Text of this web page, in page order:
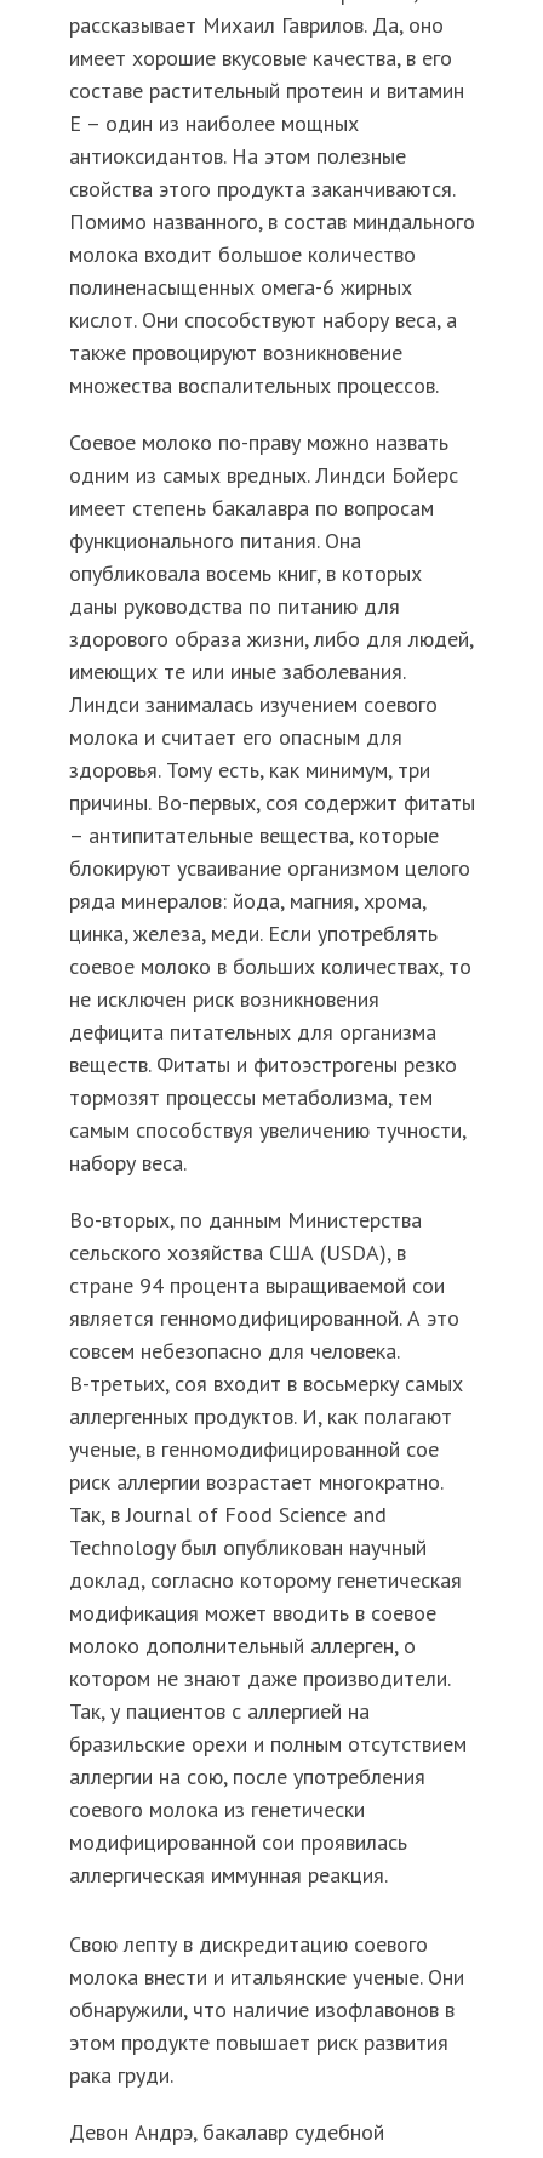
рассказывает Михаил Гаврилов. Да, оно
имеет хорошие вкусовые качества, в его
составе растительный протеин и витамин
Е – один из наиболее мощных
антиоксидантов. На этом полезные
свойства этого продукта заканчиваются.
Помимо названного, в состав миндального
молока входит большое количество
полиненасыщенных омега-6 жирных
кислот. Они способствуют набору веса, а
также провоцируют возникновение
множества воспалительных процессов.
Соевое молоко по-праву можно назвать
одним из самых вредных. Линдси Бойерс
имеет степень бакалавра по вопросам
функционального питания. Она
опубликовала восемь книг, в которых
даны руководства по питанию для
здорового образа жизни, либо для людей,
имеющих те или иные заболевания.
Линдси занималась изучением соевого
молока и считает его опасным для
здоровья. Тому есть, как минимум, три
причины. Во-первых, соя содержит фитаты
– антипитательные вещества, которые
блокируют усваивание организмом целого
ряда минералов: йода, магния, хрома,
цинка, железа, меди. Если употреблять
соевое молоко в больших количествах, то
не исключен риск возникновения
дефицита питательных для организма
веществ. Фитаты и фитоэстрогены резко
тормозят процессы метаболизма, тем
самым способствуя увеличению тучности,
набору веса.
Во-вторых, по данным Министерства
сельского хозяйства США (USDA), в
стране 94 процента выращиваемой сои
является генномодифицированной. А это
совсем небезопасно для человека.
В-третьих, соя входит в восьмерку самых
аллергенных продуктов. И, как полагают
ученые, в генномодифицированной сое
риск аллергии возрастает многократно.
Так, в Journal of Food Science and
Technology был опубликован научный
доклад, согласно которому генетическая
модификация может вводить в соевое
молоко дополнительный аллерген, о
котором не знают даже производители.
Так, у пациентов с аллергией на
бразильские орехи и полным отсутствием
аллергии на сою, после употребления
соевого молока из генетически
модифицированной сои проявилась
аллергическая иммунная реакция.
Свою лепту в дискредитацию соевого
молока внести и итальянские ученые. Они
обнаружили, что наличие изофлавонов в
этом продукте повышает риск развития
рака груди.
Девон Андрэ, бакалавр судебной